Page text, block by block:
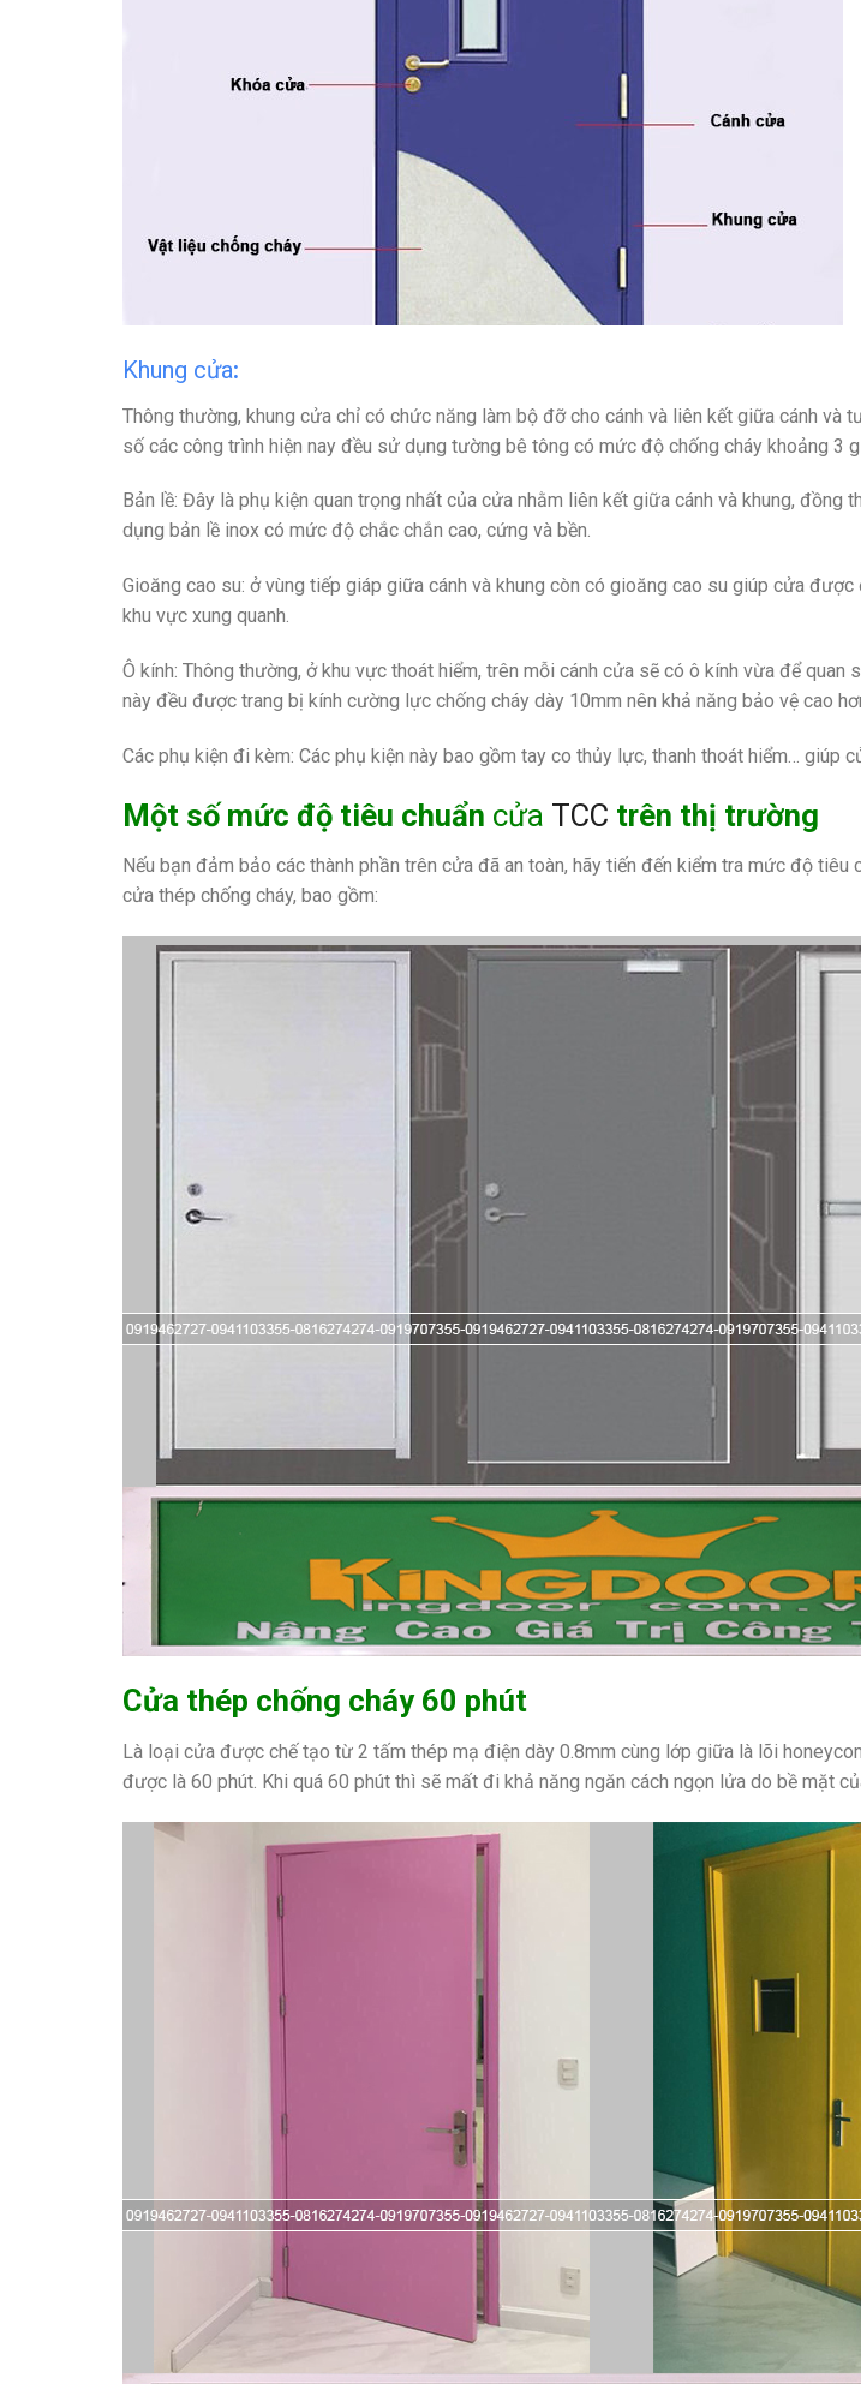
Khung cửa:
Thông thường, khung cửa chỉ có chức năng làm bộ đỡ cho cánh và liên kết giữa cánh
số các công trình hiện nay đều sử dụng tường bê tông có mức độ chống cháy khoảng 3
Bản lề: Đây là phụ kiện quan trọng nhất của cửa nhằm liên kết giữa cánh và khung,
dụng bản lề inox có mức độ chắc chắn cao, cứng và bền.
Gioăng cao su: ở vùng tiếp giáp giữa cánh và khung còn có gioăng cao su giúp cửa
khu vực xung quanh.
Ô kính: Thông thường, ở khu vực thoát hiểm, trên mỗi cánh cửa sẽ có ô kính vừa để
này đều được trang bị kính cường lực chống cháy dày 10mm nên khả năng bảo vệ cao
Các phụ kiện đi kèm: Các phụ kiện này bao gồm tay co thủy lực, thanh thoát hiểm… giúp
Một số mức độ tiêu chuẩn cửa TCC trên thị trường
Nếu bạn đảm bảo các thành phần trên cửa đã an toàn, hãy tiến đến kiểm tra mức độ
cửa thép chống cháy, bao gồm:
Cửa thép chống cháy 60 phút
Là loại cửa được chế tạo từ 2 tấm thép mạ điện dày 0.8mm cùng lớp giữa là lõi
được là 60 phút. Khi quá 60 phút thì sẽ mất đi khả năng ngăn cách ngọn lửa do bề mặt